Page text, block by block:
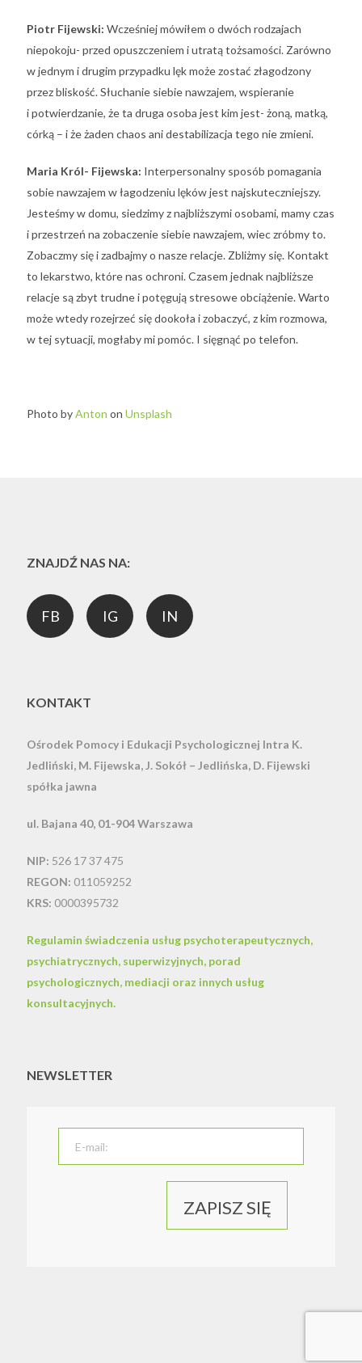
Piotr Fijewski: Wcześniej mówiłem o dwóch rodzajach
niepokoju- przed opuszczeniem i utratą tożsamości. Zarówno
w jednym i drugim przypadku lęk może zostać złagodzony
przez bliskość. Słuchanie siebie nawzajem, wspieranie
i potwierdzanie, że ta druga osoba jest kim jest- żoną, matką,
córką – i że żaden chaos ani destabilizacja tego nie zmieni.
Maria Król- Fijewska: Interpersonalny sposób pomagania
sobie nawzajem w łagodzeniu lęków jest najskuteczniejszy.
Jesteśmy w domu, siedzimy z najbliższymi osobami, mamy czas
i przestrzeń na zobaczenie siebie nawzajem, wiec zróbmy to.
Zobaczmy się i zadbajmy o nasze relacje. Zbliżmy się. Kontakt
to lekarstwo, które nas ochroni. Czasem jednak najbliższe
relacje są zbyt trudne i potęgują stresowe obciążenie. Warto
może wtedy rozejrzeć się dookoła i zobaczyć, z kim rozmowa,
w tej sytuacji, mogłaby mi pomóc. I sięgnąć po telefon.
Photo byAnton on Unsplash
ZNAJDŹ NAS NA:
FB IG IN
KONTAKT
Ośrodek Pomocy i Edukacji Psychologicznej Intra K.
Jedliński, M. Fijewska, J. Sokół – Jedlińska, D. Fijewski
spółka jawna
ul. Bajana 40, 01-904 Warszawa
NIP: 526 17 37 475
REGON: 011059252
KRS: 0000395732
Regulamin świadczenia usług psychoterapeutycznych,
psychiatrycznych, superwizyjnych, porad
psychologicznych, mediacji oraz innych usług
konsultacyjnych.
NEWSLETTER